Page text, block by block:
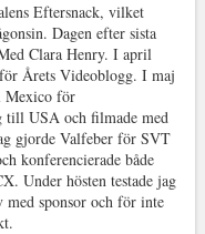
Eftersnack, vilket
Dagen efter sista
Clara Henry. I april
Årets Videoblogg. I maj
Mexico för
till USA och filmade med
gjorde Valfeber för SVT
konferencierade både
Under hösten testade jag
med sponsor och för inte